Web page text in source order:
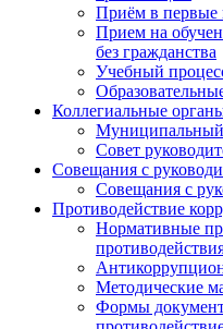
Приём в первые
Прием на
без гражданства
Учебный
Коллегиальные
Муниципальный
Совет
Совещания с
Совещания с
Противодействие
Нормативные
Методические
Формы